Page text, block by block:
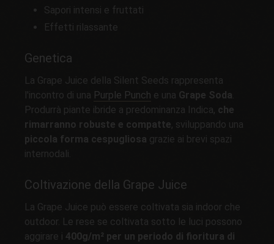
Sapori intensi e fruttati
Effetti rilassante
Genetica
La Grape Juice della Silent Seeds rappresenta
l'incontro di una Purple Punch e una Grape Soda
Produrrà piante ibride a predominanza Indica, che
rimarranno robuste e compatte, sviluppando una
piccola forma cespugliosa grazie ai brevi spazi
internodali.
Coltivazione della Grape Juice
La Grape Juice può essere coltivata sia indoor che
outdoor. Le rese se coltivata sotto le luci possono
aggirare i 400g/m² per un periodo di fioritura di